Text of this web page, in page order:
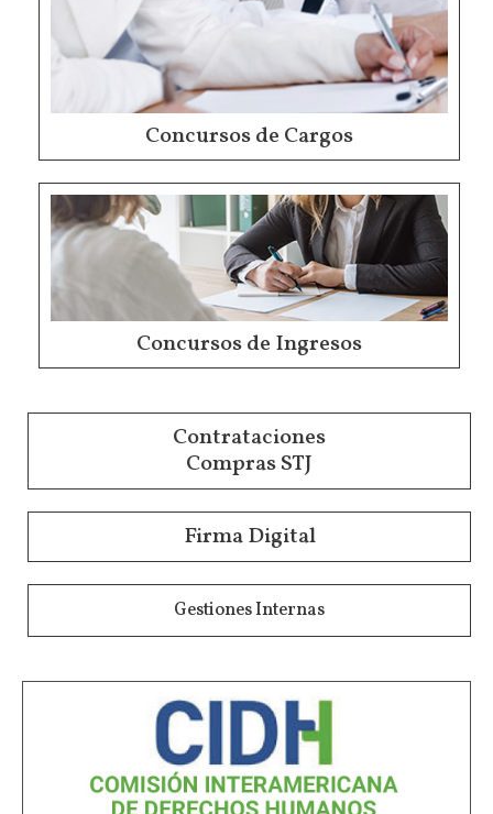
Concursos de Cargos
Concursos de Ingresos
Contrataciones
Compras STJ
Firma Digital
Gestiones Internas